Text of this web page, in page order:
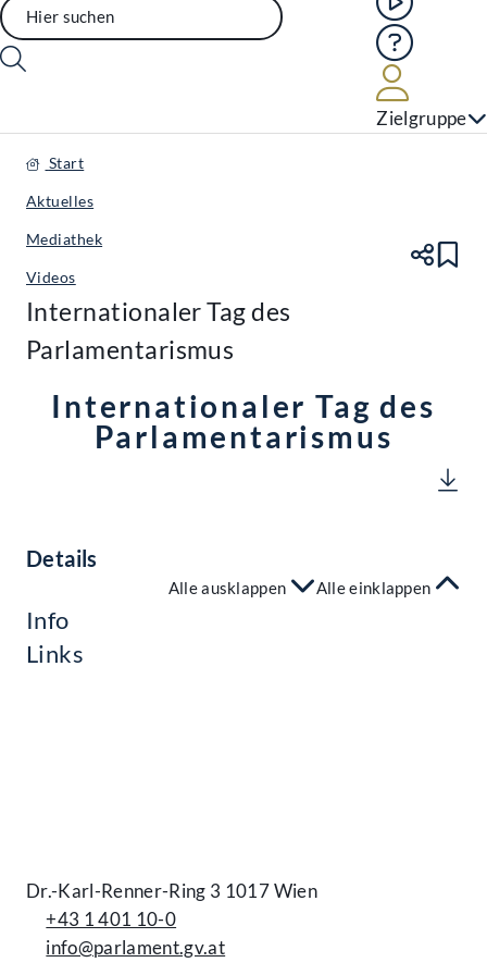
Hilfe
Zielgruppe
Start
Aktuelles
Mediathek
Videos
Internationaler Tag des
Parlamentarismus
Internationaler Tag des
Parlamentarismus
Details
Alle ausklappen Alle einklappen
Info
Links
Dr.-Karl-Renner-Ring 3 1017 Wien
+43 1 401 10-0
info@parlament.gv.at